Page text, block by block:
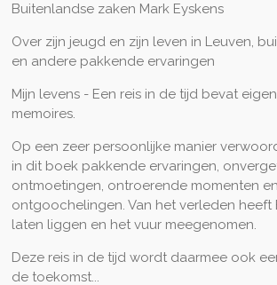
Buitenlandse zaken Mark Eyskens
Over zijn jeugd en zijn leven in Leuven,
en andere pakkende ervaringen
Mijn levens - Een reis in de tijd bevat
memoires.
Op een zeer persoonlijke manier
in dit boek pakkende ervaringen,
ontmoetingen, ontroerende momenten en
ontgoochelingen. Van het verleden heeft
laten liggen en het vuur meegenomen.
Deze reis in de tijd wordt daarmee ook
de toekomst...